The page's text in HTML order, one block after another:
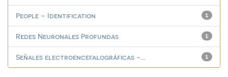
1
People – Identification
1
Redes Neuronales Profundas
1
Señales electroencefalográficas -...